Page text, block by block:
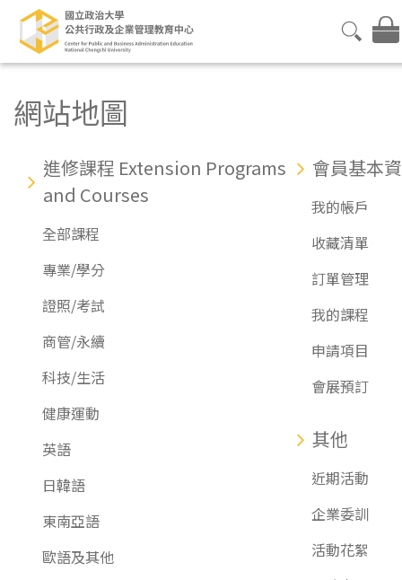
網站地圖
進修課程 Extension Programs
and Courses
全部課程
專業/學分
證照/考試
商管/永續
科技/生活
健康運動
英語
日韓語
東南亞語
歐語及其他
會員基本
我的帳戶
收藏清單
訂單管理
我的課程
申請項目
會展預訂
其他
近期活動
企業委訓
活動花絮